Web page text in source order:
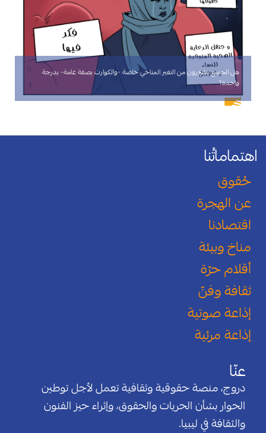
هل الجميع يتضرّرون من التغير المناخي خاصة -والكوارث بصفة عامة- بدرجة
واحدة؟
اهتماماتُنا
حُقوق
عن الهجرة
اقتصادنا
مناخ وبيئة
أقلام حرّة
ثقافة وفنّ
إذاعة صوتية
إذاعة مرئية
عنّا
دروج، منصة حقوقية وثقافية تعمل لأجل توطين
الحوار بشأن الحريات والحقوق، وإثراء حيز الفنون
والثقافة في ليبيا.